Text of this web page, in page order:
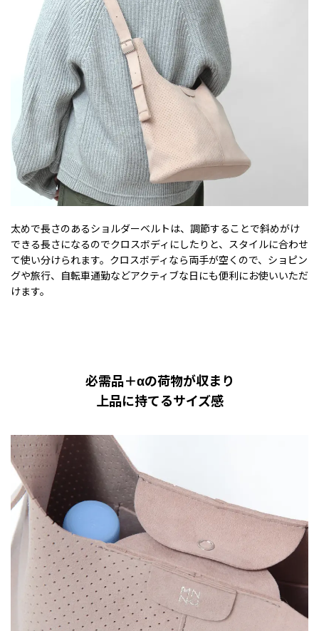
太めで長さのあるショルダーベルトは、調節することで斜めがけ
できる長さになるのでクロスボディにしたりと、スタイルに合わせ
て使い分けられます。クロスボディなら両手が空くので、ショピン
グや旅行、自転車通勤などアクティブな日にも便利にお使いいただ
けます。
必需品＋αの荷物が収まり
上品に持てるサイズ感